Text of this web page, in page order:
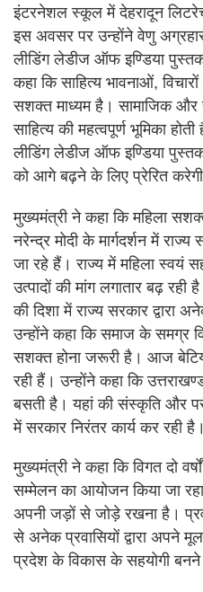
इंटरनेशल स्कूल में देहरादून
इस अवसर पर उन्होंने वेणु
लीडिंग लेडीज ऑफ इण्डिया
कहा कि साहित्य भावनाओं,
सशक्त माध्यम है। सामाजिक और
साहित्य की महत्वपूर्ण भूमिका
लीडिंग लेडीज ऑफ इण्डिया
को आगे बढ़ने के लिए प्रेरित
मुख्यमंत्री ने कहा कि महिला
नरेन्द्र मोदी के मार्गदर्शन में राज्य
जा रहे हैं। राज्य में महिला स्वयं
उत्पादों की मांग लगातार बढ़
की दिशा में राज्य सरकार द्वारा
उन्होंने कहा कि समाज के समग्र
सशक्त होना जरूरी है। आज
रही हैं। उन्होंने कहा कि
बसती है। यहां की संस्कृति और
में सरकार निरंतर कार्य कर रही है।
मुख्यमंत्री ने कहा कि विगत दो
सम्मेलन का आयोजन किया जा
अपनी जड़ों से जोड़े रखना है।
से अनेक प्रवासियों द्वारा अपने
प्रदेश के विकास के सहयोगी बनने